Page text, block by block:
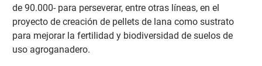
de 90.000- para perseverar, entre otras líneas, en el
proyecto de creación de pellets de lana como sustrato
para mejorar la fertilidad y biodiversidad de suelos de
uso agroganadero.